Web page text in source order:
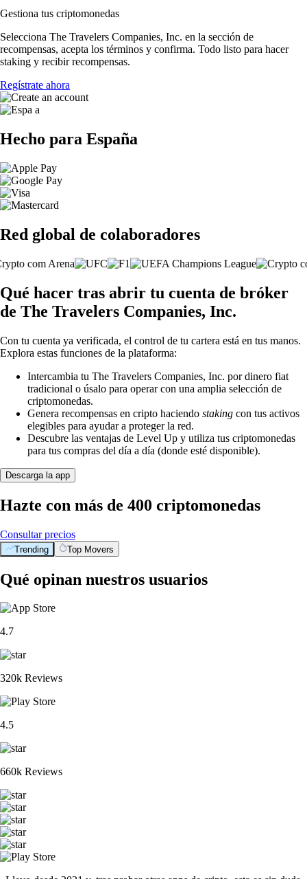
Gestiona tus criptomonedas
Selecciona The Travelers Companies, Inc. en la sección de
recompensas, acepta los términos y confirma. Todo listo para hacer
staking y recibir recompensas.
Regístrate ahora
Hecho para España
Red global de colaboradores
Qué hacer tras abrir tu cuenta de bróker
de The Travelers Companies, Inc.
Con tu cuenta ya verificada, el control de tu cartera está en tus manos.
Explora estas funciones de la plataforma:
Intercambia tu The Travelers Companies, Inc. por dinero fiat
tradicional o úsalo para operar con una amplia selección de
criptomonedas.
Genera recompensas en cripto haciendo staking con tus activos
elegibles para ayudar a proteger la red.
Descubre las ventajas de Level Up y utiliza tus criptomonedas
para tus compras del día a día (donde esté disponible).
Descarga la app
Hazte con más de 400 criptomonedas
Consultar precios
Trending Top Movers
Qué opinan nuestros usuarios
4.7
320k Reviews
4.5
660k Reviews